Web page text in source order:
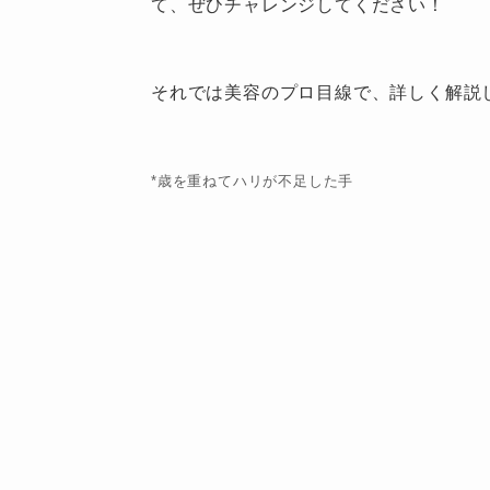
て、ぜひチャレンジしてください！
それでは美容のプロ目線で、詳しく解説
*歳を重ねてハリが不足した手